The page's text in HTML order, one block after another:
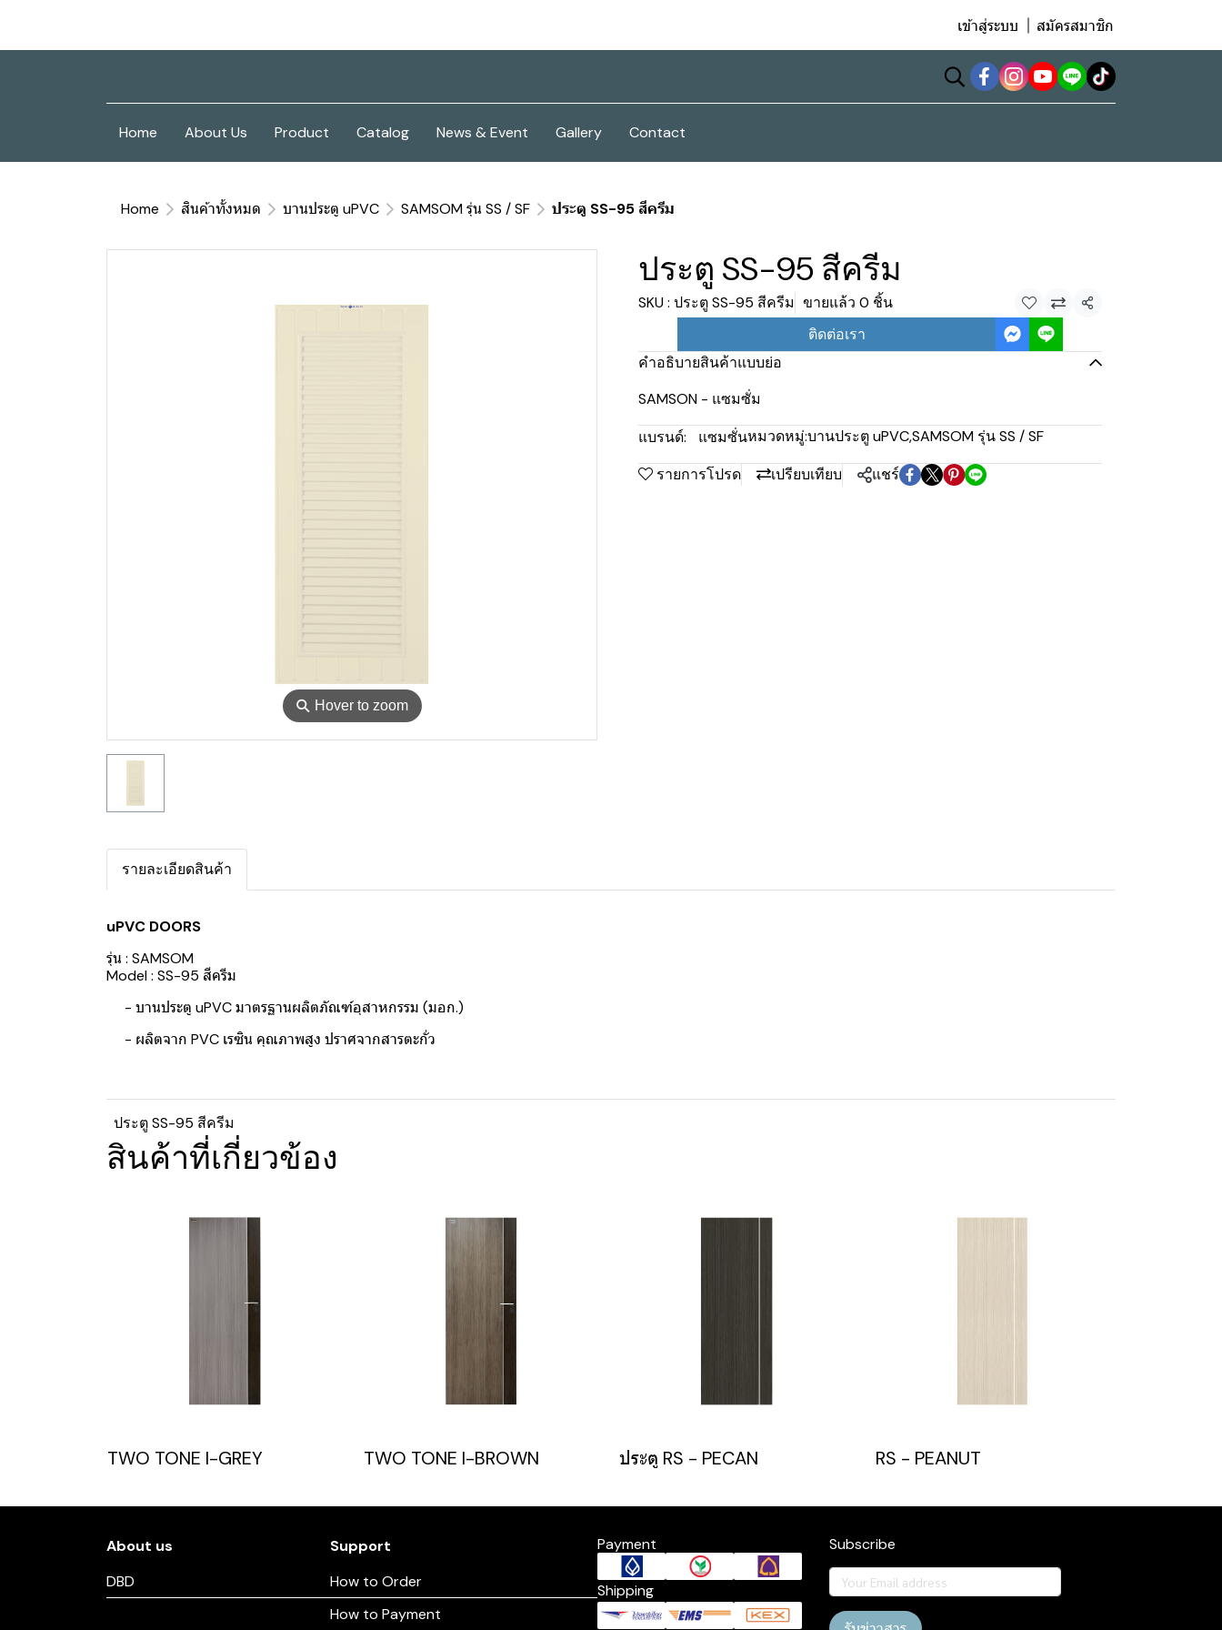
เข้าสู่ระบบ สมัครสมาชิก
Home About Us Product Catalog News & Event Gallery Contact
Home สินค้าทั้งหมด บานประตู uPVC SAMSOM รุ่น SS / SF ประตู SS-95 สีครีม
⚲ Hover to zoom
ประตู SS-95 สีครีม
SKU : ประตู SS-95 สีครีม ขายแล้ว 0 ชิ้น
แชร์
ติดต่อเรา
คำอธิบายสินค้าแบบย่อ
SAMSON - แซมซั่ม
แบรนด์:
แซมซั่นหมวดหมู่:บานประตู uPVC,SAMSOM รุ่น SS / SF
รายการโปรด
เปรียบเทียบ แชร์
รายละเอียดสินค้า
uPVC DOORS
รุ่น : SAMSOM
Model : SS-95 สีครีม
- บานประตู uPVC มาตรฐานผลิตภัณฑ์อุสาหกรรม (มอก.)
- ผลิตจาก PVC เรซิน คุณภาพสูง ปราศจากสารตะกั่ว
ประตู SS-95 สีครีม
สินค้าที่เกี่ยวข้อง
TWO TONE I-GREY TWO TONE I-BROWN ประตู RS - PECAN RS - PEANUT
About us
DBD
Support
How to Order
How to Payment
Payment
Shipping
Subscribe